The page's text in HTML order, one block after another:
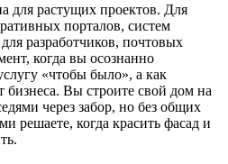
для растущих проектов. Для
порталов, систем
разработчиков, почтовых
когда вы осознанно
«чтобы было», а как
бизнеса. Вы строите свой дом на
через забор, но без общих
решаете, когда красить фасад и